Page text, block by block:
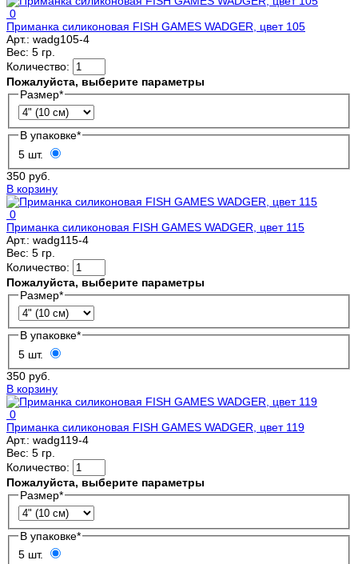
0
Приманка силиконовая FISH GAMES WADGER, цвет 105
Арт.: wadg105-4
Вес: 5 гр.
Количество:
Пожалуйста, выберите параметры
Размер*
В упаковке*
5 шт.
350 руб.
В корзину
0
Приманка силиконовая FISH GAMES WADGER, цвет 115
Арт.: wadg115-4
Вес: 5 гр.
Количество:
Пожалуйста, выберите параметры
Размер*
В упаковке*
5 шт.
350 руб.
В корзину
0
Приманка силиконовая FISH GAMES WADGER, цвет 119
Арт.: wadg119-4
Вес: 5 гр.
Количество:
Пожалуйста, выберите параметры
Размер*
В упаковке*
5 шт.